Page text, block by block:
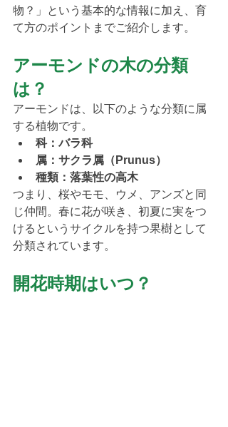
物？」という基本的な情報に加え、育
て方のポイントまでご紹介します。
アーモンドの木の分類
は？
アーモンドは、以下のような分類に属
する植物です。
科：バラ科
属：サクラ属（Prunus）
種類：落葉性の高木
つまり、桜やモモ、ウメ、アンズと同
じ仲間。春に花が咲き、初夏に実をつ
けるというサイクルを持つ果樹として
分類されています。
開花時期はいつ？